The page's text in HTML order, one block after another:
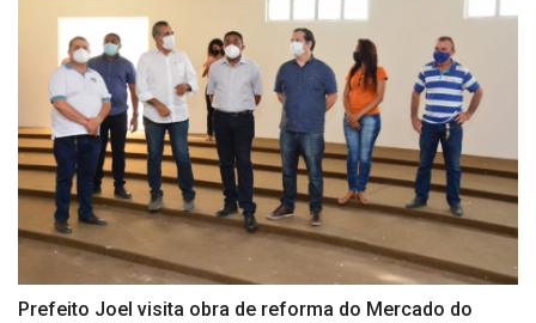
Prefeito Joel visita obra de reforma do Mercado do